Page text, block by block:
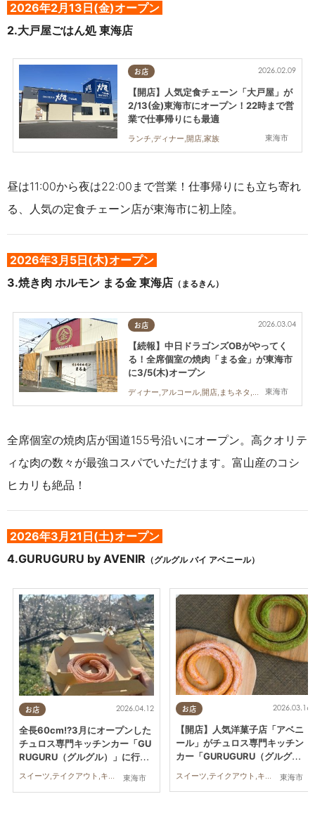
2026年2月13日(金)オープン
2.大戸屋ごはん処 東海店
お店
東海市
2026.02.09
【開店】人気定食チェーン「大戸屋」が
2/13(金)東海市にオープン！22時まで営
業で仕事帰りにも最適
ランチ,ディナー,開店,家族
昼は11:00から夜は22:00まで営業！仕事帰りにも立ち寄れ
る、人気の定食チェーン店が東海市に初上陸。
2026年3 月5日(木)オープン
3.焼き肉 ホルモン まる金 東海店 （まるきん）
お店
東海市
2026.03.04
【続報】中日ドラゴンズOBがやってく
る！全席個室の焼肉「まる金」が東海市
に3/5(木)オープン
全席個室の焼肉店が国道155号沿いにオープン。高クオリテ
ィな肉の数々が最強コスパでいただけます。富山産のコシ
ヒカリも絶品！
2026年3月21日(土)オープン
4.GURUGURU by AVENIR （グルグル バイ アベニール）
お店
東海市
2026.04.12
全長60cm!?3月にオープンした
チュロス専門キッチンカー「GU
RUGURU（グルグル）」に行っ
スイーツ,テイクアウト,キッチンカー,開店,まちネタ
お店
東海市
2026.03.16
【開店】人気洋菓子店「アベニ
ール」がチュロス専門キッチン
カー「GURUGURU（グルグ
プン